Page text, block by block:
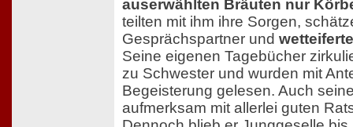
auserwählten Bräuten nur
teilten mit ihm ihre Sorgen,
Gesprächspartner und
Seine eigenen Tagebücher
zu Schwester und wurden mit
Begeisterung gelesen. Auch
aufmerksam mit allerlei guten